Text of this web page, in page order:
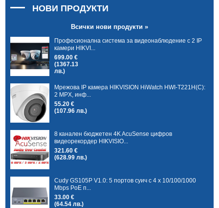
НОВИ ПРОДУКТИ
Всички нови продукти »
Професионална система за видеонаблюдение с 2 IP
камери HIKVI...
699.00 €
(1367.13
лв.)
Мрежова IP камера HIKVISION HiWatch HWI-T221H(C):
2 MPX, инф...
55.20 €
(107.96 лв.)
8 канален бюджетен 4K AcuSense цифров
видеорекордер HIKVISIO...
321.60 €
(628.99 лв.)
Cudy GS105P V1.0: 5 портов суич с 4 x 10/100/1000
Mbps PoE п...
33.00 €
(64.54 лв.)